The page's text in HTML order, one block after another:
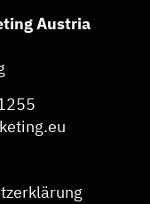
Austria